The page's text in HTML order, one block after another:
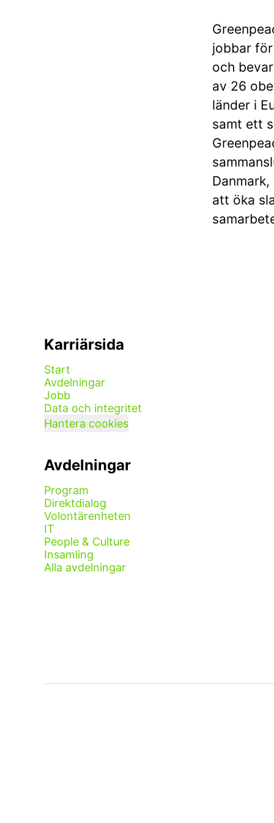
jobbar
och
av 26
länder i
samt ett
att öka
Karriärsida
Start
Avdelningar
Jobb
Data och integritet
Hantera cookies
Avdelningar
Program
Direktdialog
Volontärenheten
IT
People & Culture
Insamling
Alla avdelningar